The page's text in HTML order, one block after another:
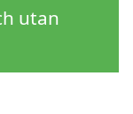
utan